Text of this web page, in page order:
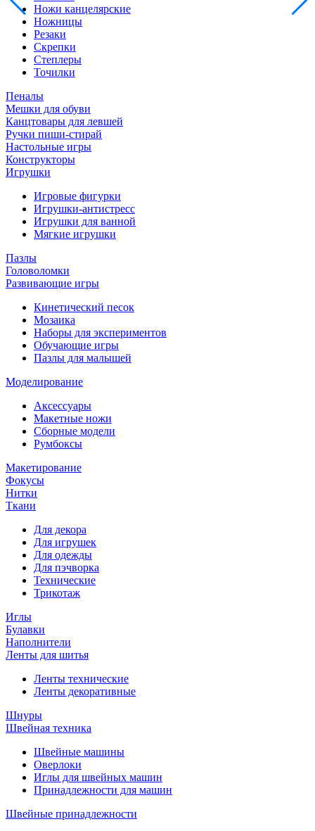
Ножи канцелярские
Ножницы
Резаки
Скрепки
Степлеры
Точилки
Пеналы
Мешки для обуви
Канцтовары для левшей
Ручки пиши-стирай
Настольные игры
Конструкторы
Игрушки
Игровые фигурки
Игрушки-антистресс
Игрушки для ванной
Мягкие игрушки
Пазлы
Головоломки
Развивающие игры
Кинетический песок
Мозаика
Наборы для экспериментов
Обучающие игры
Пазлы для малышей
Моделирование
Аксессуары
Макетные ножи
Сборные модели
Румбоксы
Макетирование
Фокусы
Нитки
Ткани
Для декора
Для игрушек
Для одежды
Для пэчворка
Технические
Трикотаж
Иглы
Булавки
Наполнители
Ленты для шитья
Ленты технические
Ленты декоративные
Шнуры
Швейная техника
Швейные машины
Оверлоки
Иглы для швейных машин
Принадлежности для машин
Швейные принадлежности